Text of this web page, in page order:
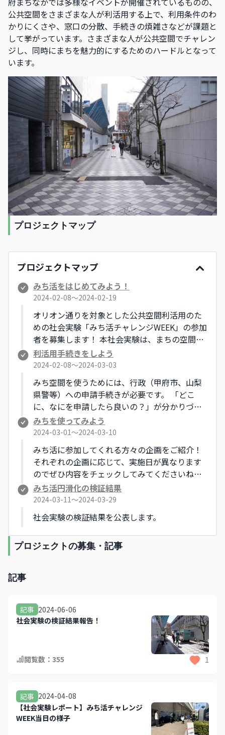
公共空間をさまざまな人が利活用する上で、利用条件のわ
かりにくさや、窓口の分散、手続きの煩雑さなどが課題と
して挙がっています。さまざまな人が公共空間でチャレン
ジし、同時にまちを魅力的にするためのハードルとなって
います。
プロジェクトマップ
プロジェクトマップ
みち活をはじめてみよう！
2024-02-08〜2024-02-19
オリオン通りを対象とした公共空間利活用のた
めの社会実験「みち活チャレンジWEEK」の参加
者を募集します！ 本社会実験は、まちの空間で
ある公共空間をより使いやすい環境にすること
で、まちの魅力化を目指す実験的な取り組みで
まずは気軽にご相談ください。 関心のある方、
参加してみたいという方は、「相談シート」に
記入の上、甲府市地域デザイン課へご連絡くだ
さい。
利活用手続きをしよう
2024-02-08〜2024-03-03
みち空間を使うためには、行政（甲府市、山梨
県警等）への申請手続きが必要です。 「どこ
に、なにを申請したら良いの？」が分かりづら
いという声から、本社会実験では、期間限定の
『みち使いガイドブック』を作成しました。 ガ
ジしてみましょう！
みちを使ってみよう
2024-03-01〜2024-03-10
みち活に参加してくれる方々の企画をご紹介！
それぞれの企画に応じて、実施日が異なります
のでぜひ内容をチェックしてみてくださいね。
【社会実験実施日：3/4（月）〜3/10（日）】
みち活円滑化の検証結果
2024-03-11〜2024-03-29
社会実験の検証結果を公表します。
プロジェクトの募集・記事
記事
記事 2024-06-06
社会実験の検証結果報告！
閲覧数： 355 1
記事 2024-04-08
【社会実験レポート】みち活チャレンジ
WEEK当日の様子